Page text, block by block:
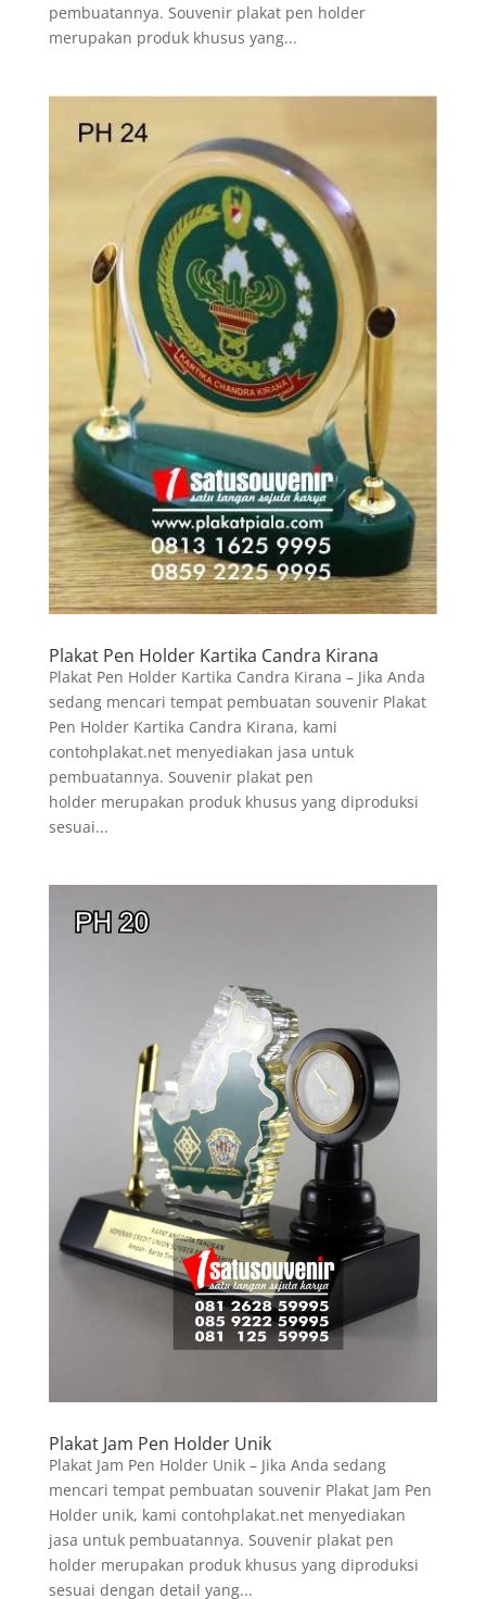
pembuatannya. Souvenir plakat pen holder
merupakan produk khusus yang...
Plakat Pen Holder Kartika Candra Kirana
Plakat Pen Holder Kartika Candra Kirana – Jika Anda
sedang mencari tempat pembuatan souvenir Plakat
Pen Holder Kartika Candra Kirana, kami
contohplakat.net menyediakan jasa untuk
pembuatannya. Souvenir plakat pen
holder merupakan produk khusus yang diproduksi
sesuai...
Plakat Jam Pen Holder Unik
Plakat Jam Pen Holder Unik – Jika Anda sedang
mencari tempat pembuatan souvenir Plakat Jam Pen
Holder unik, kami contohplakat.net menyediakan
jasa untuk pembuatannya. Souvenir plakat pen
holder merupakan produk khusus yang diproduksi
sesuai dengan detail yang...